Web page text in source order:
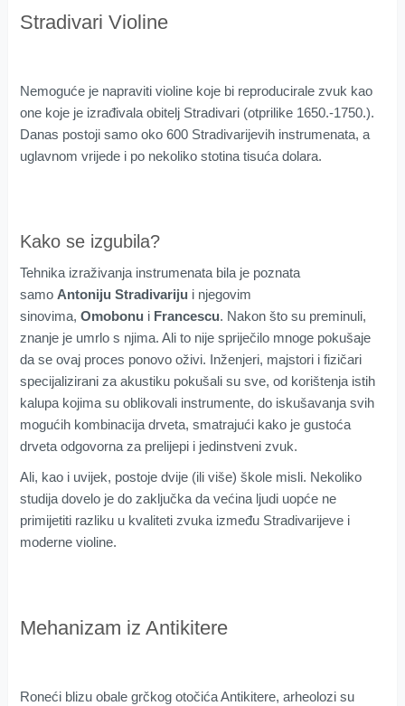
Stradivari Violine
Nemoguće je napraviti violine koje bi reproducirale zvuk kao
one koje je izrađivala obitelj Stradivari (otprilike 1650.-1750.).
Danas postoji samo oko 600 Stradivarijevih instrumenata, a
uglavnom vrijede i po nekoliko stotina tisuća dolara.
Kako se izgubila?
Tehnika izraživanja instrumenata bila je poznata
samo Antoniju Stradivarijui njegovim
sinovima, Omobonui Francescu. Nakon što su preminuli,
znanje je umrlo s njima. Ali to nije spriječilo mnoge pokušaje
da se ovaj proces ponovo oživi. Inženjeri, majstori i fizičari
specijalizirani za akustiku pokušali su sve, od korištenja istih
kalupa kojima su oblikovali instrumente, do iskušavanja svih
mogućih kombinacija drveta, smatrajući kako je gustoća
drveta odgovorna za prelijepi i jedinstveni zvuk.
Ali, kao i uvijek, postoje dvije (ili više) škole misli. Nekoliko
studija dovelo je do zaključka da većina ljudi uopće ne
primijetiti razliku u kvaliteti zvuka između Stradivarijeve i
moderne violine.
Mehanizam iz Antikitere
Roneći blizu obale grčkog otočića Antikitere, arheolozi su